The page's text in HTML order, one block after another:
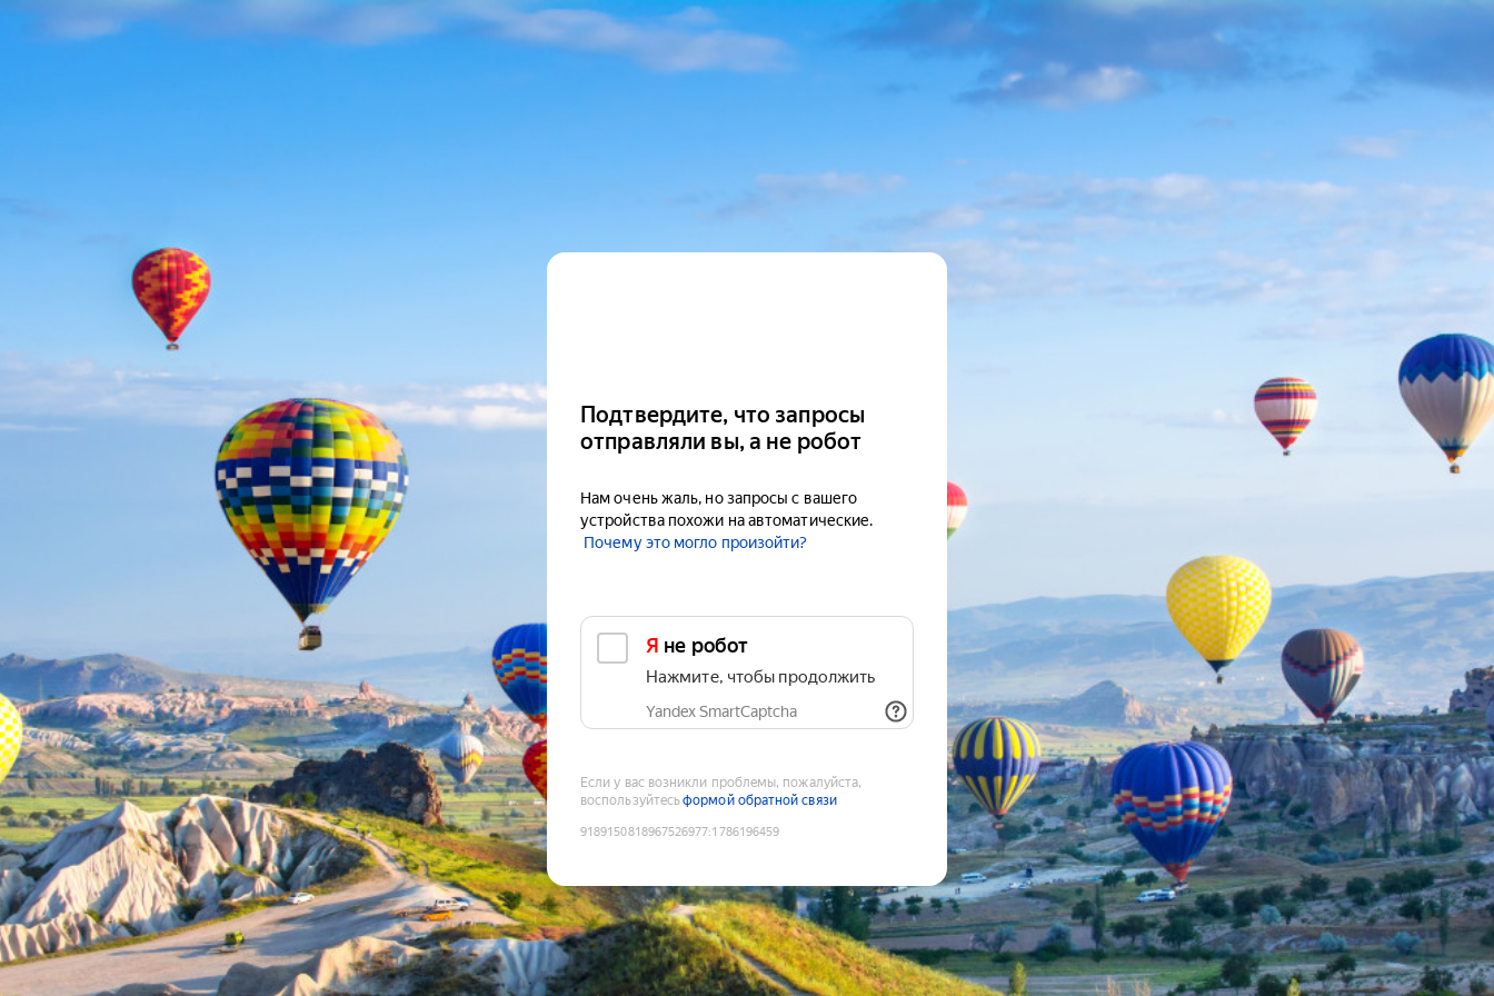
Подтвердите, что запросы
отправляли вы, а не робот
Нам очень жаль, но запросы с вашего
устройства похожи на автоматические.
Почему это могло произойти?
Я не робот
Нажмите, чтобы продолжить
Yandex SmartCaptcha
Если у вас возникли проблемы, пожалуйста,
воспользуйтесьформой обратной связи
9189150818967526977:1786196459